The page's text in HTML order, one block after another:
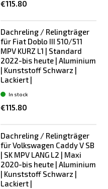
€115.80
Dachreling / Relingträger
für Fiat Doblo III 510/511
MPV KURZ L1 | Standard
2022-bis heute | Aluminium
| Kunststoff Schwarz |
Lackiert |
€115.80
In stock
Dachreling / Relingträger
für Volkswagen Caddy V SB
| SK MPV LANG L2 | Maxi
2020-bis heute | Aluminium
| Kunststoff Schwarz |
Lackiert |